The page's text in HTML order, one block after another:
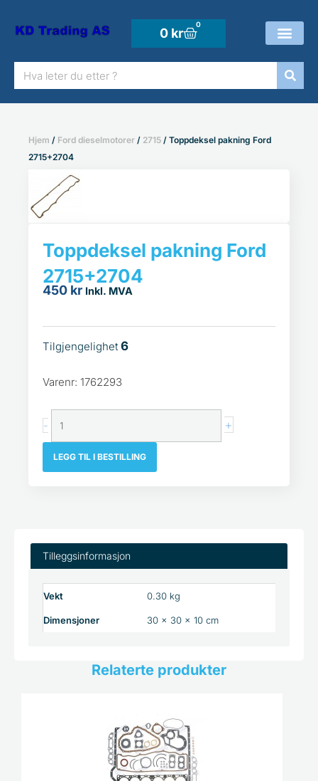
innholdet
0 kr
0
Handlekurv
Hjem / Ford dieselmotorer / 2715 / Toppdeksel pakning Ford
2715+2704
Toppdeksel pakning Ford
2715+2704
450 kr Inkl. MVA
Tilgjengelighet 6
Varenr: 1762293
-
Toppdeksel
Ford
antall
+
LEGG TIL I BESTILLING
Tilleggsinformasjon
Vekt 0.30 kg
Dimensjoner 30 × 30 × 10 cm
Relaterte produkter